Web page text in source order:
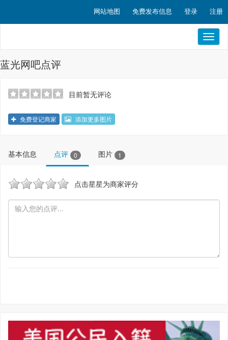
网站地图 免费发布信息 登录 注册
蓝光网吧点评
目前暂无评论
免费登记商家 添加更多图片
基本信息 点评 0 图片 1
点击星星为商家评分